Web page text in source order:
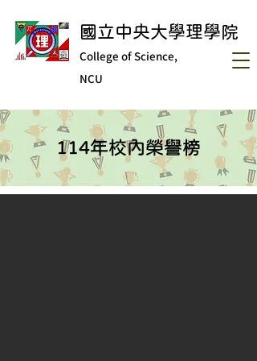
國立中央大學理學院
College of Science,
NCU
114年校內榮譽榜